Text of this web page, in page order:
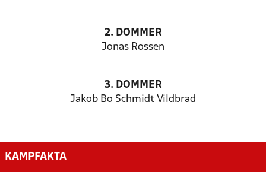
2. DOMMER
Jonas Rossen
3. DOMMER
Jakob Bo Schmidt Vildbrad
KAMPFAKTA